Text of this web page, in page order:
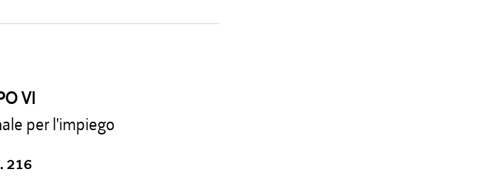
VI
per l'impiego
216